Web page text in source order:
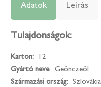
Adatok Leírás
Tulajdonságok:
Karton:
12
Gyártó neve:
Geönczeöl
Származási ország:
Szlovákia